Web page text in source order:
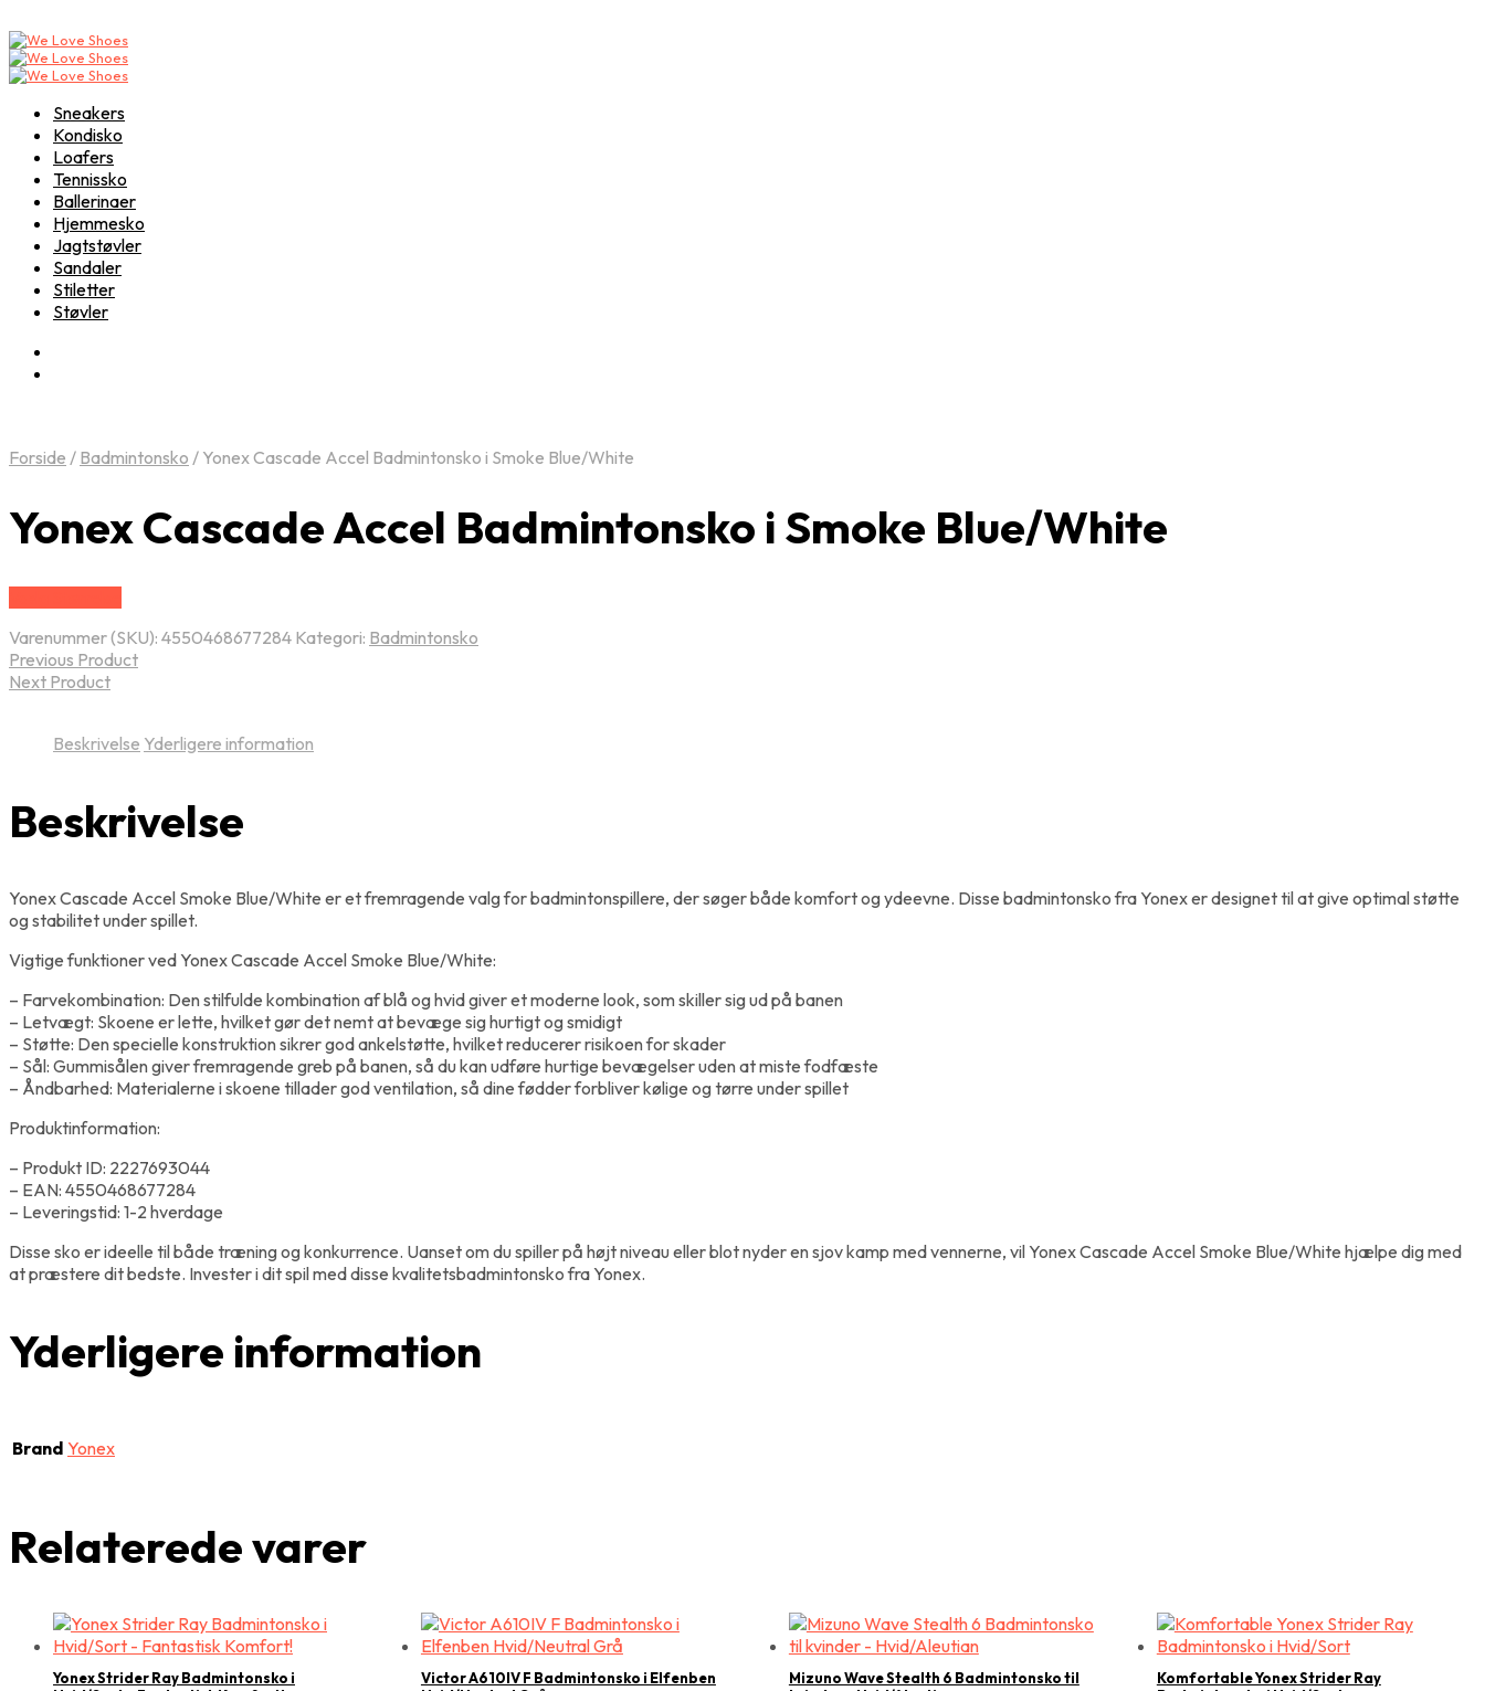
Sneakers
Kondisko
Loafers
Tennissko
Ballerinaer
Hjemmesko
Jagtstøvler
Sandaler
Stiletter
Støvler
Forside / Badmintonsko / Yonex Cascade Accel Badmintonsko i Smoke Blue/White
Yonex Cascade Accel Badmintonsko i Smoke Blue/White
Varenummer (SKU): 4550468677284 Kategori: Badmintonsko
Previous Product
Next Product
Beskrivelse Yderligere information
Beskrivelse
Yonex Cascade Accel Smoke Blue/White er et fremragende valg for badmintonspillere, der søger både komfort og ydeevne. Disse badmintonsko fra Yonex er designet til at give optimal støtte
og stabilitet under spillet.
Vigtige funktioner ved Yonex Cascade Accel Smoke Blue/White:
– Farvekombination: Den stilfulde kombination af blå og hvid giver et moderne look, som skiller sig ud på banen
– Letvægt: Skoene er lette, hvilket gør det nemt at bevæge sig hurtigt og smidigt
– Støtte: Den specielle konstruktion sikrer god ankelstøtte, hvilket reducerer risikoen for skader
– Sål: Gummisålen giver fremragende greb på banen, så du kan udføre hurtige bevægelser uden at miste fodfæste
– Åndbarhed: Materialerne i skoene tillader god ventilation, så dine fødder forbliver kølige og tørre under spillet
Produktinformation:
– Produkt ID: 2227693044
– EAN: 4550468677284
– Leveringstid: 1-2 hverdage
Disse sko er ideelle til både træning og konkurrence. Uanset om du spiller på højt niveau eller blot nyder en sjov kamp med vennerne, vil Yonex Cascade Accel Smoke Blue/White hjælpe dig med
at præstere dit bedste. Invester i dit spil med disse kvalitetsbadmintonsko fra Yonex.
Yderligere information
Brand Yonex
Relaterede varer
Yonex Strider Ray Badmintonsko i
Victor A610IV F Badmintonsko i Elfenben
Mizuno Wave Stealth 6 Badmintonsko til
Komfortable Yonex Strider Ray